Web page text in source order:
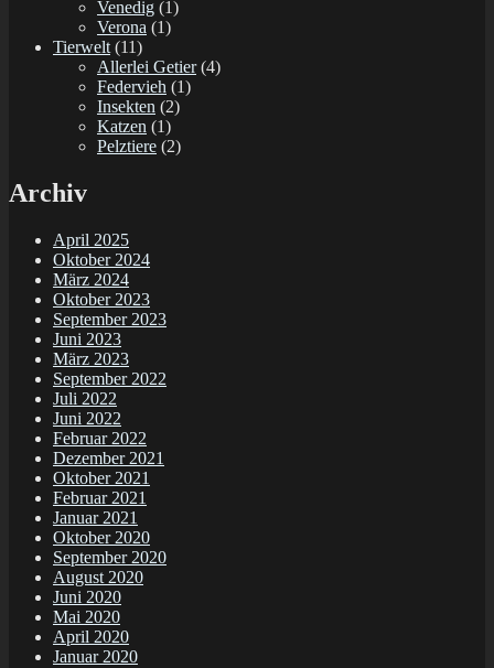
Venedig (1)
Verona (1)
Tierwelt(11)
Allerlei Getier(4)
Federvieh (1)
Insekten (2)
Katzen (1)
Pelztiere (2)
Archiv
April 2025
Oktober 2024
März 2024
Oktober 2023
September 2023
Juni 2023
März 2023
September 2022
Juli 2022
Juni 2022
Februar 2022
Dezember 2021
Oktober 2021
Februar 2021
Januar 2021
Oktober 2020
September 2020
August 2020
Juni 2020
Mai 2020
April 2020
Januar 2020